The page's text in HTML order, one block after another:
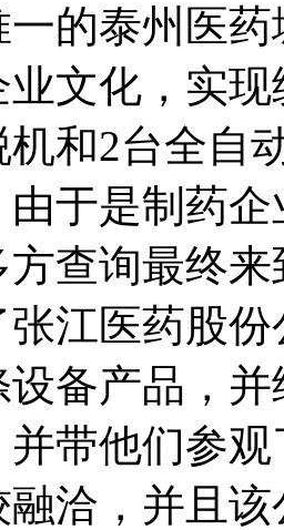
的泰州医
文化，实
和2台全自
由于是制药
查询最终
江医药股
备产品，
并带他们参
洽，并且